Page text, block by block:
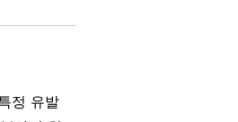
정 유발